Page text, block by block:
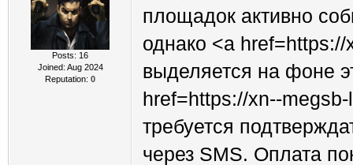
Posts: 16
Joined: Aug 2024
Reputation: 0
площадок активно
однако <a
выделяется на фоне
href=https://xn--
требуется
через SMS. Оплата